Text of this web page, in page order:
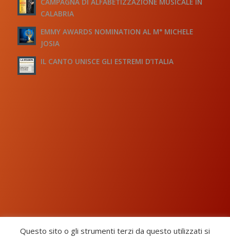
CALABRIA
EMMY AWARDS NOMINATION AL M° MICHELE
JOSIA
IL CANTO UNISCE GLI ESTREMI D’ITALIA
Questo sito o gli strumenti terzi da questo utilizzati si